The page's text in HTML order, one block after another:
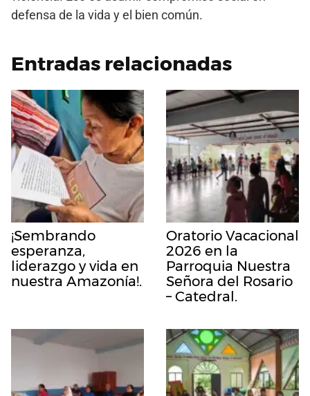
defensa de la vida y el bien común.
Entradas relacionadas
¡Sembrando
esperanza,
liderazgo y vida en
nuestra Amazonía!.
Oratorio Vacacional
2026 en la
Parroquia Nuestra
Señora del Rosario
– Catedral.